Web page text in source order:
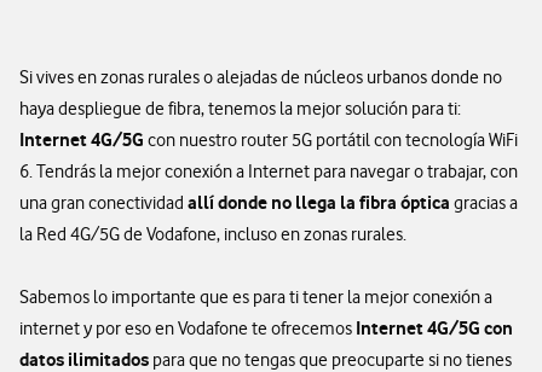
Si vives en zonas rurales o alejadas de núcleos urbanos donde no
haya despliegue de fibra, tenemos la mejor solución para ti:
Internet 4G/5G con nuestro router 5G portátil con tecnología WiFi
6. Tendrás la mejor conexión a Internet para navegar o trabajar, con
una gran conectividad allí donde no llega la fibra óptica gracias a
la Red 4G/5G de Vodafone, incluso en zonas rurales.
Sabemos lo importante que es para ti tener la mejor conexión a
internet y por eso en Vodafone te ofrecemos Internet 4G/5G con
datos ilimitados para que no tengas que preocuparte si no tienes